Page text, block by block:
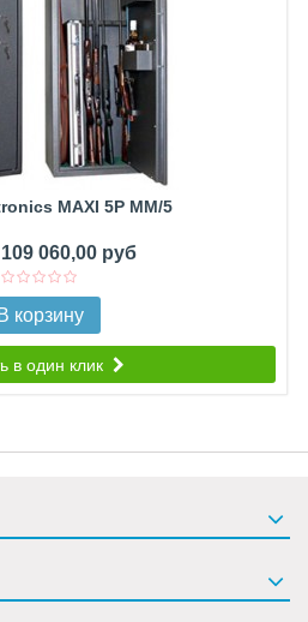
MAXI 5P MM/5
060,00 руб
В корзину
в один клик